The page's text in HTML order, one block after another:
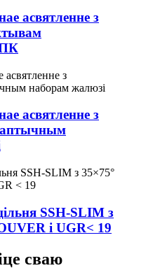
асвятленне з
ПК
асвятленне з
аптычным
SSH-SLIM з
і UGR< 19
сваю